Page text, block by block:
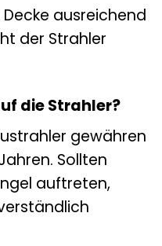
ausreichend
der Strahler
die Strahler?
gewähren
Sollten
auftreten,